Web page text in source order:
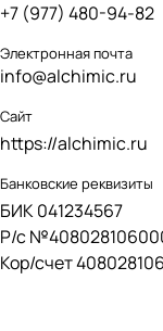
+7 (977) 480-94-82
Электронная почта
info@alchimic.ru
Сайт
https://alchimic.ru
Банковские реквизиты
БИК 041234567
Р/с
Кор/счет